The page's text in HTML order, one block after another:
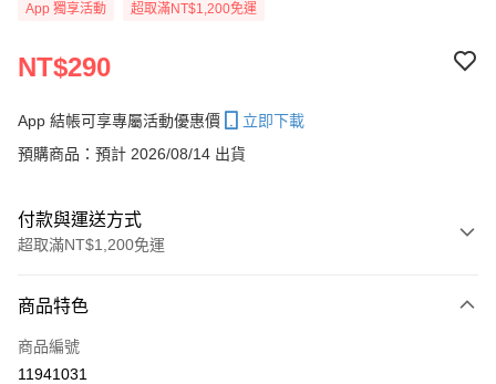
App 獨享活動 超取滿NT$1,200免運
NT$290
App 結帳可享專屬活動優惠價
立即下載
預購商品：預計 2026/08/14 出貨
付款與運送方式
超取滿NT$1,200免運
信用卡一次付款
信用卡分期付款
商品特色
商品編號
11941031